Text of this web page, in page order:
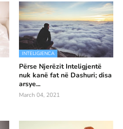
INTELIGJENCA
Përse Njerëzit Inteligjentë
nuk kanë fat në Dashuri; disa
arsye...
March 04, 2021